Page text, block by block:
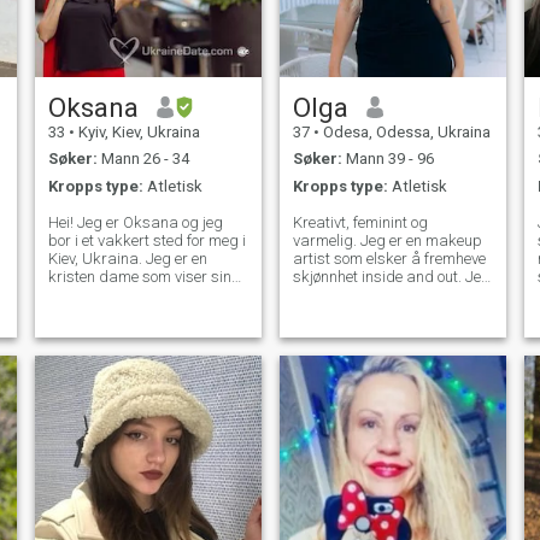
Oksana
33 • Kyiv, Kiev, Ukraina
Søker: Mann 26 - 34
Kropps type: Atletisk
Hei! Jeg er Oksana og jeg
bor i et vakkert sted for meg i
Kiev, Ukraina. Jeg er en
kristen dame som viser sin
person og aksepterer andres
stillinger med omsorg og
respekt. Samtidig er jeg
svært håpefull, ansvarlig,
motløs og vedvarende i å
achiving mine faglige mål.
Jeg leter etter en mann som
kan dele med meg mine liv
prinipes og mål. Jeg er en
veldig viktig person så
trenger mannen min til å
Olga
37 • Odesa, Odessa, Ukraina
Søker: Mann 39 - 96
Kropps type: Atletisk
Kreativt, feminint og
varmelig. Jeg er en makeup
artist som elsker å fremheve
skjønnhet inside and out. Jeg
kjemi. En omsorgsfull mor
med en kreativ sjel, som
drømmer om reise, harmoni
og en forbindelse som starter
med en gnist.